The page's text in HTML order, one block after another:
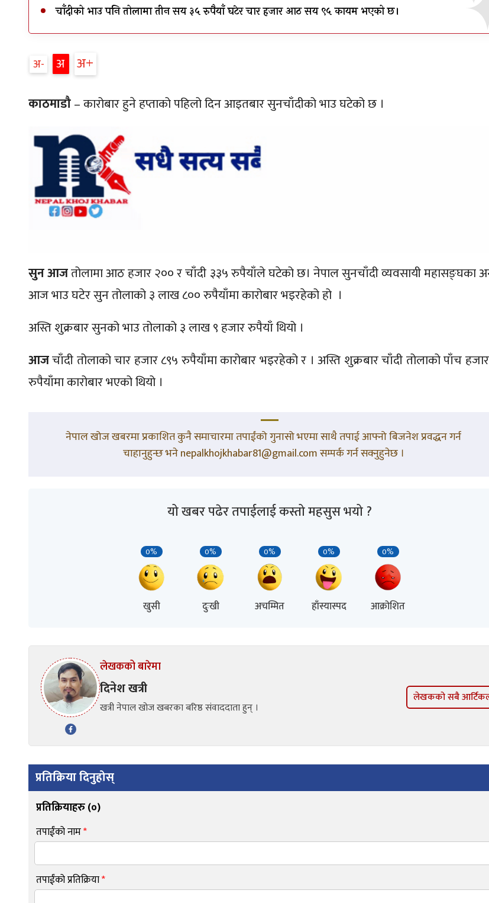
चाँदीको भाउ पनि तोलामा तीन सय ३५ रुपैयाँ घटेर चार हजार आठ सय ९५ कायम भएको छ।
अ अ अ
काठमाडौ– कारोबार हुने हप्ताको पहिलो दिन आइतबार सुनचाँदीको भाउ घटेको छ ।
सुन आजतोलामा आठ हजार २०० र चाँदी ३३५ रुपैयाँले घटेको छ। नेपाल सुनचाँदी व्यवसायी महासङ्घका
आज भाउ घटेर सुन तोलाको ३ लाख ८०० रुपैयाँमा कारोबार भइरहेको हो ।
अस्ति शुक्रबार सुनको भाउ तोलाको ३ लाख ९ हजार रुपैयाँ थियो ।
आजचाँदी तोलाको चार हजार ८९५ रुपैयाँमा कारोबार भइरहेको र । अस्ति शुक्रबार चाँदी तोलाको पाँच
रुपैयाँमा कारोबार भएको थियो ।
नेपाल खोज खबरमा प्रकाशित कुनै समाचारमा तपाईंको गुनासो भएमा साथै तपाई आफ्नो बिजनेश प्रवद्धन गर्न
चाहानुहुन्छ भने nepalkhojkhabar81@gmail.com सम्पर्क गर्न सक्नुहुनेछ ।
यो खबर पढेर तपाईलाई कस्तो महसुस भयो ?
0%
खुसी
0%
दुःखी
0%
अचम्मित
0%
हाँस्यास्पद
0%
आक्रोशित
लेखकको बारेमा
दिनेश खत्री
खत्री नेपाल खोज खबरका बरिष्ठ संवाददाता हुन् ।
लेखकको सबै
प्रतिक्रिया दिनुहोस्
प्रतिक्रियाहरु (०)
तपाईंको नाम*
तपाईंको प्रतिक्रिया*